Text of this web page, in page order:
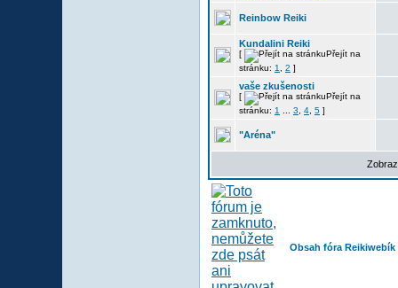
Reinbow Reiki
Kundalini Reiki
[
Přejít na
stránku: 1 2 ]
vaše zkušenosti
[
Přejít na
stránku: 1 3 4 5 ]
"Aréna"
Obsah fóra Reikiwebík